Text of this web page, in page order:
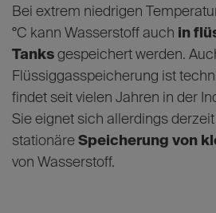
Bei extrem niedrigen
°C kann Wasserstoff auch in
Tanks gespeichert werden.
Flüssiggasspeicherung ist
findet seit vielen Jahren in der
Sie eignet sich allerdings
stationäre Speicherung von
von Wasserstoff.